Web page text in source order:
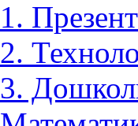
1.
2.
3.